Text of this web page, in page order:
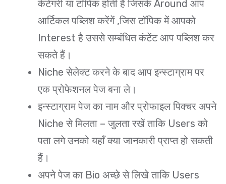
केटेगरी या टॉपिक होती है जिसके Around आप
आर्टिकल पब्लिश करेंगें ,जिस टॉपिक में आपको
Interest है उससे सम्बंधित कंटेंट आप पब्लिश कर
सकते हैं।
Niche सेलेक्ट करने के बाद आप इन्स्टाग्राम पर
एक प्रोफेशनल पेज बना ले।
इन्स्टाग्राम पेज का नाम और प्रोफाइल पिक्चर अपने
Niche से मिलता – जुलता रखें ताकि Users को
पता लगे उनको यहाँ क्या जानकारी प्राप्त हो सकती
हैं।
अपने पेज का Bio अच्छे से लिखे ताकि Users